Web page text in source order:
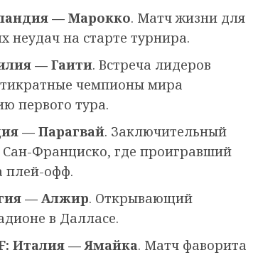
— Марокко. Матч жизни для
неудач на старте турнира.
— Гаити. Встреча лидеров
чемпионы мира
первого тура.
— Парагвай. Заключительный
Сан-Франциско, где проигравший
плей-офф.
— Алжир. Открывающий
в Далласе.
Италия — Ямайка. Матч фаворита